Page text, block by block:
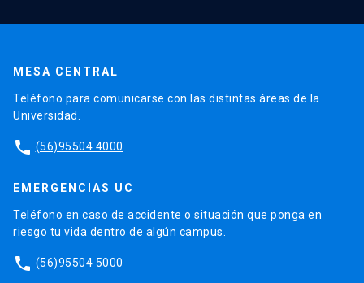
MESA CENTRAL
Teléfono para comunicarse con las distintas áreas de la
Universidad.
phone (56)95504 4000
EMERGENCIAS UC
Teléfono en caso de accidente o situación que ponga en
riesgo tu vida dentro de algún campus.
phone (56)95504 5000